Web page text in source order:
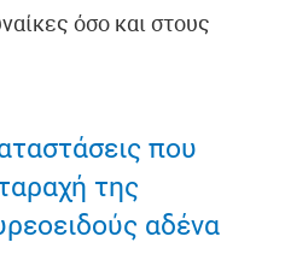
όσο και στους
που
της
αδένα